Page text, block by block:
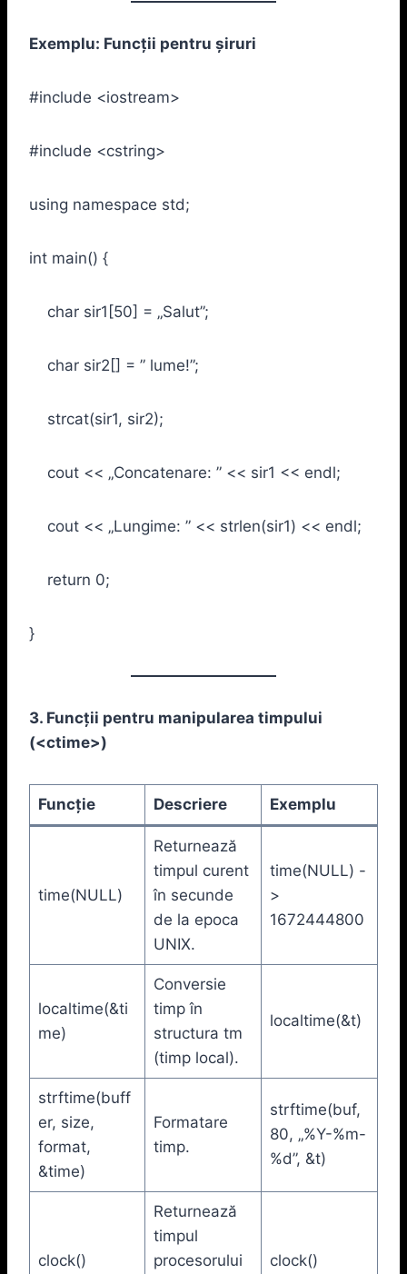
Exemplu: Funcții pentru șiruri
#include <iostream>
#include <cstring>
using namespace std;
int main() {
char sir1[50] = „Salut”;
char sir2[] = ” lume!”;
strcat(sir1, sir2);
cout << „Concatenare: ” << sir1 << endl;
cout << „Lungime: ” << strlen(sir1) << endl;
return 0;
}
3. Funcții pentru manipularea timpului
(<ctime>)
Funcție Descriere Exemplu
time(NULL)
Returnează
timpul curent
în secunde
de la epoca
UNIX.
time(NULL) -
>
1672444800
localtime(&ti
me)
Conversie
timp în
structura tm
(timp local).
localtime(&t)
strftime(buff
er, size,
format,
&time)
Formatare
timp.
strftime(buf,
80, „%Y-%m-
%d”, &t)
clock()
Returnează
timpul
procesorului
clock()